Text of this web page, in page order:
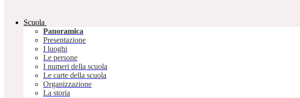
Scuola
Panoramica
Presentazione
I luoghi
Le persone
I numeri della scuola
Le carte della scuola
Organizzazione
La storia